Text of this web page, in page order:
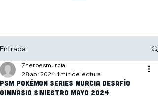
Entrada
PSM Pokémon Series Murcia Desafío
Gimnasio SINIESTRO mayo 2024
7heroesmurcia
28 abr 2024 1 min de lectura